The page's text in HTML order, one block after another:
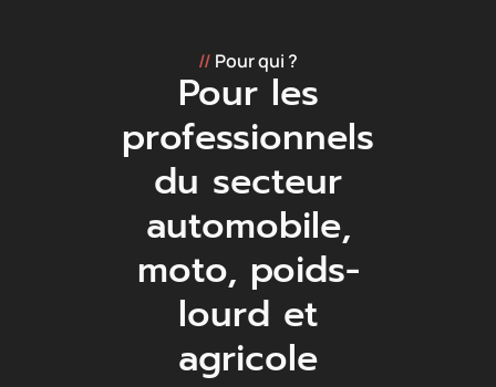
// Pour qui ?
Pour les
professionnels
du secteur
automobile,
moto, poids-
lourd et
agricole